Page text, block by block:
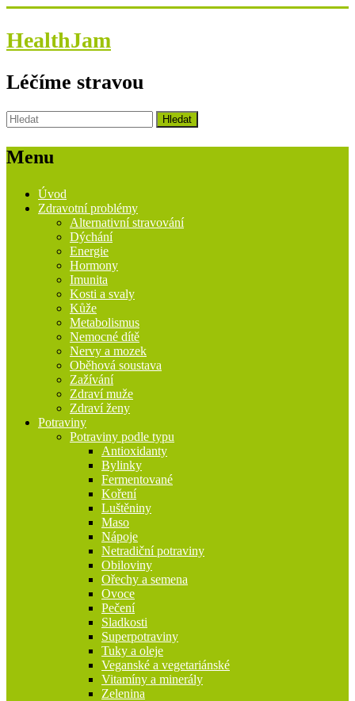
HealthJam
Léčíme stravou
Menu
Úvod
Zdravotní problémy
Alternativní stravování
Dýchání
Energie
Hormony
Imunita
Kosti a svaly
Kůže
Metabolismus
Nemocné dítě
Nervy a mozek
Oběhová soustava
Zažívání
Zdraví muže
Zdraví ženy
Potraviny
Potraviny podle typu
Antioxidanty
Bylinky
Fermentované
Koření
Luštěniny
Maso
Nápoje
Netradiční potraviny
Obiloviny
Ořechy a semena
Ovoce
Pečení
Sladkosti
Superpotraviny
Tuky a oleje
Veganské a vegetariánské
Vitamíny a minerály
Zelenina